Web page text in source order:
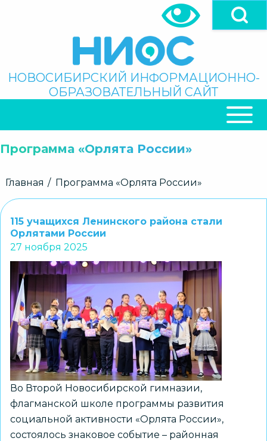
Поиск
НОВОСИБИРСКИЙ ИНФОРМАЦИОННО-
ОБРАЗОВАТЕЛЬНЫЙ САЙТ
НАВИГАЦИЯ
Программа «Орлята России»
Строка
Главная Программа «Орлята России»
115 учащихся Ленинского района стали
Орлятами России
27 ноября 2025
Во Второй Новосибирской гимназии,
флагманской школе программы развития
социальной активности «Орлята России»,
состоялось знаковое событие – районная